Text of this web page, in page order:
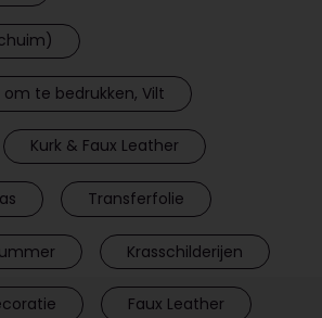
te bedrukken, Vilt
Kurk & Faux Leather
Transferfolie
Krasschilderijen
Faux Leather